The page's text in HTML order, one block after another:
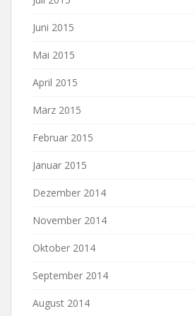
Juni 2015
Mai 2015
April 2015
März 2015
Februar 2015
Januar 2015
Dezember 2014
November 2014
Oktober 2014
September 2014
August 2014